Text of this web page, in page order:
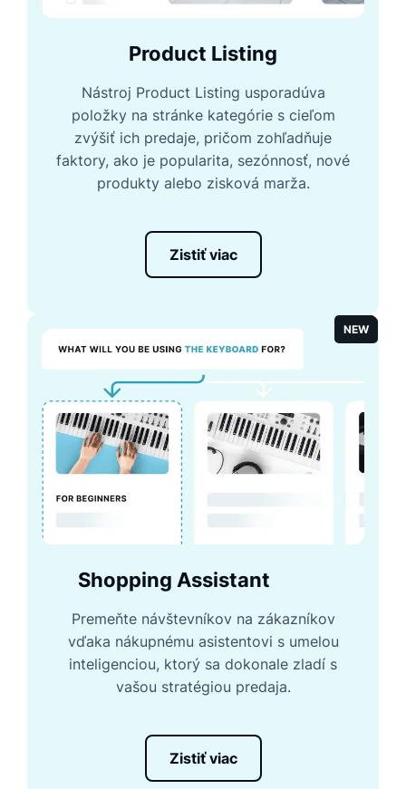
Product Listing
Nástroj Product Listing usporadúva
položky na stránke kategórie s cieľom
zvýšiť ich predaje, pričom zohľadňuje
faktory, ako je popularita, sezónnosť, nové
produkty alebo zisková marža.
Zistiť viac
NEW
Shopping Assistant
Premeňte návštevníkov na zákazníkov
vďaka nákupnému asistentovi s umelou
inteligenciou, ktorý sa dokonale zladí s
vašou stratégiou predaja.
Zistiť viac